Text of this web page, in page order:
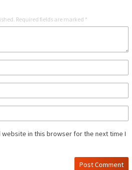
Required fields are marked *
website in this browser for the next time I